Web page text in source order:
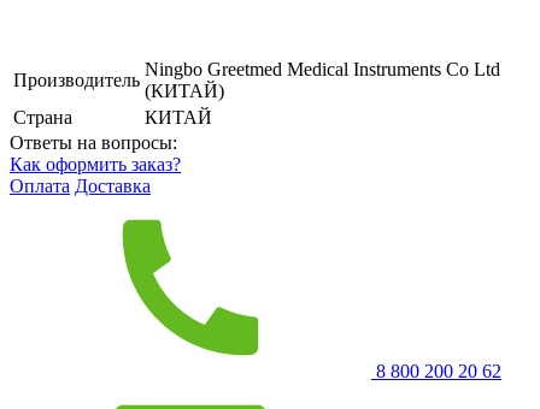
Производитель
Ningbo Greetmed Medical Instruments Co Ltd
(КИТАЙ)
Страна
КИТАЙ
Ответы на вопросы:
Как оформить заказ?
Оплата Доставка
8 800 200 20 62